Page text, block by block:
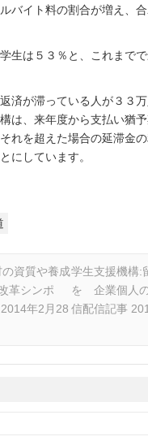
バイト料の割合が増え、
生は５３％と、これまで
済が滞っている人が３３
は、来年度から支払い猶予
れを超えた場合の延滞金
にしています。
資質や養成
革シンポ
2014年2月28
学生支援機構:
を 企業個人
信配信記事